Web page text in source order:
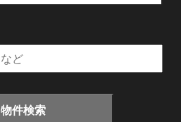
物件検索